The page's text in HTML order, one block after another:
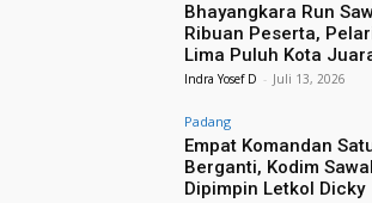
Bhayangkara Run
Ribuan Peserta,
Lima Puluh Kota
Indra Yosef D - Juli 13, 2026
Padang
Empat Komandan
Berganti, Kodim
Dipimpin Letkol Dicky